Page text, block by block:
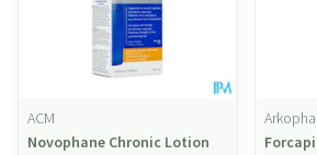
ACM
Novophane Chronic Lotion